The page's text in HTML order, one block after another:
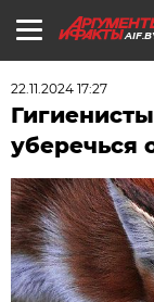
22.11.2024 17:27
уберечься